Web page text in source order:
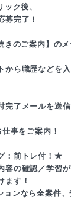
ク後、
募完了！
きのご案内】の
から職歴などを入
完了メールを送信
事をご案内！
：前トレ付！★
容の確認／学習
ます！
ンなら全案件、